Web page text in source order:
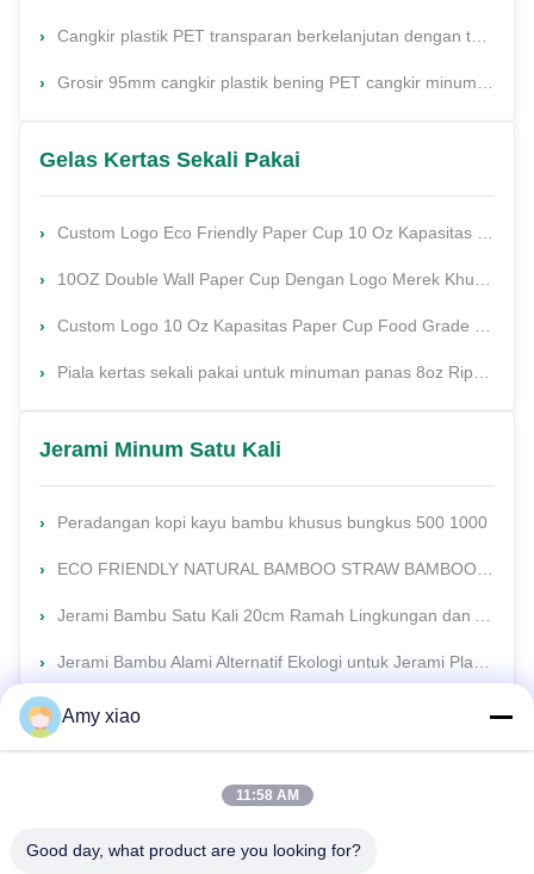
Cangkir plastik PET transparan berkelanjutan dengan tutup dan sedotan ramah lingkungan dengan konsumsi minuman
Grosir 95mm cangkir plastik bening PET cangkir minum dingin untuk es jus kopi Boba susu teh gelembung cangkir bir
Gelas Kertas Sekali Pakai
Custom Logo Eco Friendly Paper Cup 10 Oz Kapasitas 100% Bahan Daur Ulang Single Wall
10OZ Double Wall Paper Cup Dengan Logo Merek Khusus
Custom Logo 10 Oz Kapasitas Paper Cup Food Grade Paper Ramah Lingkungan
Piala kertas sekali pakai untuk minuman panas 8oz Ripple Wall Pe Lapisan Piala kertas untuk dibawa pergi
Jerami Minum Satu Kali
Peradangan kopi kayu bambu khusus bungkus 500 1000
ECO FRIENDLY NATURAL BAMBOO STRAW BAMBOO STRAW FOR TRAVELING grosir BAMBOO STRAW KUALITAS tinggi
Jerami Bambu Satu Kali 20cm Ramah Lingkungan dan Alami untuk Perjalanan
Jerami Bambu Alami Alternatif Ekologi untuk Jerami Plastik untuk Minuman
Amy xiao
11:58 AM
Good day, what product are you looking for?